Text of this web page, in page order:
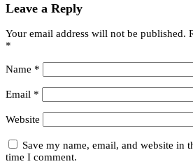
Leave a Reply
Your email address will not be published.
*
Name *
Email *
Website
Save my name, email, and website in
time I comment.